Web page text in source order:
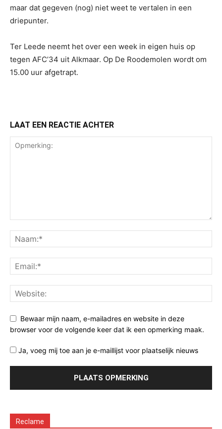
maar dat gegeven (nog) niet weet te vertalen in een
driepunter.
Ter Leede neemt het over een week in eigen huis op
tegen AFC’34 uit Alkmaar. Op De Roodemolen wordt om
15.00 uur afgetrapt.
LAAT EEN REACTIE ACHTER
Bewaar mijn naam, e-mailadres en website in deze
browser voor de volgende keer dat ik een opmerking maak.
Ja, voeg mij toe aan je e-maillijst voor plaatselijk nieuws
Reclame